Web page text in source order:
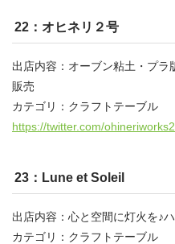
22：オヒネリ２号
出店内容：オーブン粘土・プ
販売
カテゴリ：クラフトテーブル
https://twitter.com/ohineriworks2
23：Lune et Soleil
出店内容：心と空間に灯火を♪
カテゴリ：クラフトテーブル